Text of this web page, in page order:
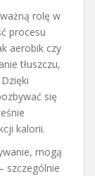
rolę w
procesu
aerobik czy
tłuszczu,
Dzięki
się
kalorii.
mogą
– szczególnie